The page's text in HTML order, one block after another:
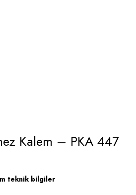
Kalem – PKA 447
teknik bilgiler